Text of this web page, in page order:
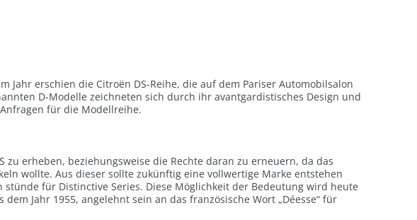
erschien die Citroën DS-Reihe, die auf dem Pariser Automobilsalon
D-Modelle zeichneten sich durch ihr avantgardistisches Design und
für die Modellreihe.
erheben, beziehungsweise die Rechte daran zu erneuern, da das
wollte. Aus dieser sollte zukünftig eine vollwertige Marke entstehen
für Distinctive Series. Diese Möglichkeit der Bedeutung wird heute
Jahr 1955, angelehnt sein an das französische Wort „Déesse“ für